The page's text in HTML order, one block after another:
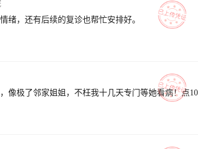
绪，还有后续的复诊也帮忙安排好。
极了邻家姐姐，不枉我十几天专门等她看病！点